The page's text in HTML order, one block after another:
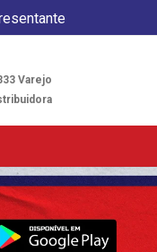
Varejo